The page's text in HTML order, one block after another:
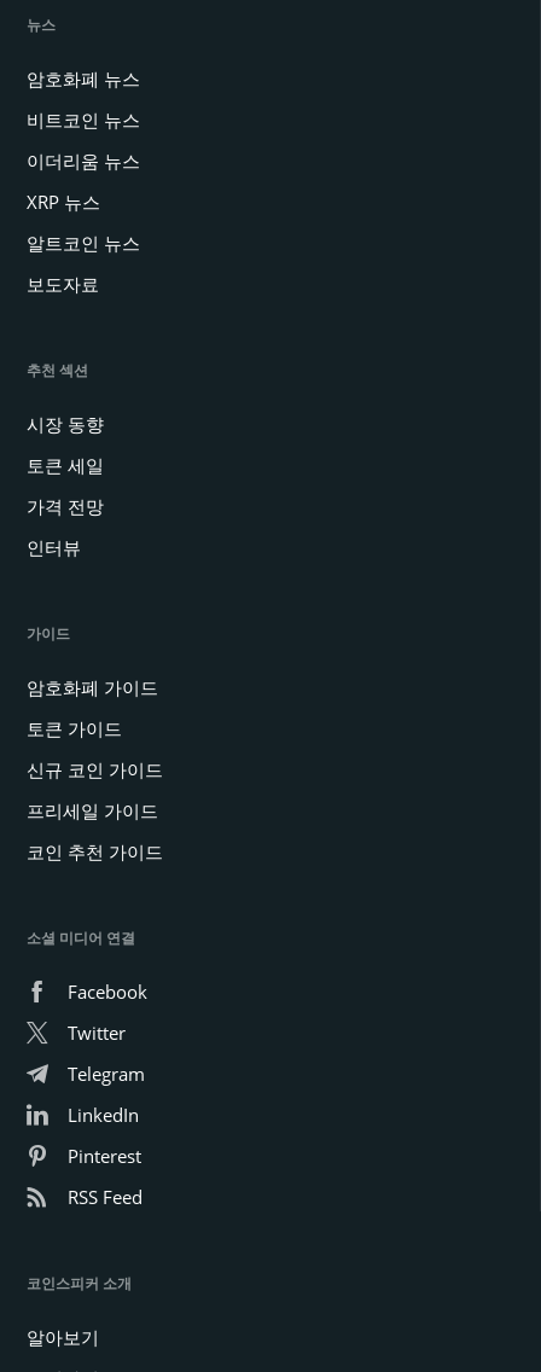
뉴스
암호화폐 뉴스
비트코인 뉴스
이더리움 뉴스
XRP 뉴스
알트코인 뉴스
보도자료
추천 섹션
시장 동향
토큰 세일
가격 전망
인터뷰
가이드
암호화폐 가이드
토큰 가이드
신규 코인 가이드
프리세일 가이드
코인 추천 가이드
소셜 미디어 연결
Facebook
Twitter
Telegram
LinkedIn
Pinterest
RSS Feed
코인스피커 소개
알아보기